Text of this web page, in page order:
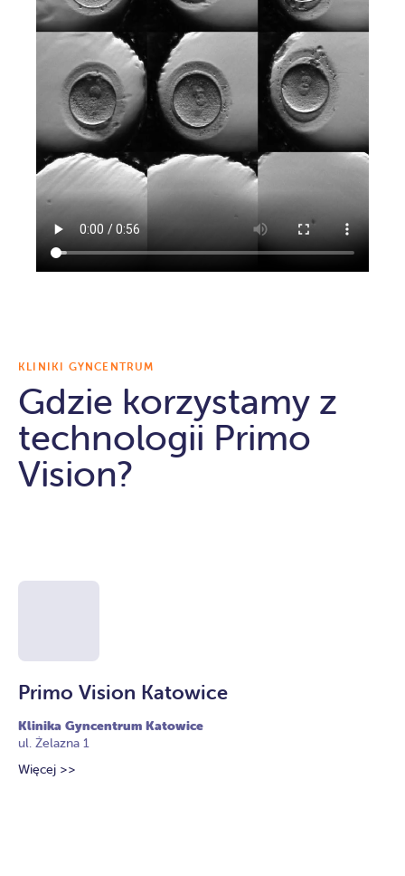
KLINIKI GYNCENTRUM
Gdzie korzystamy z
technologii Primo
Vision?
Primo Vision Katowice
Klinika Gyncentrum Katowice
ul. Żelazna 1
Więcej >>